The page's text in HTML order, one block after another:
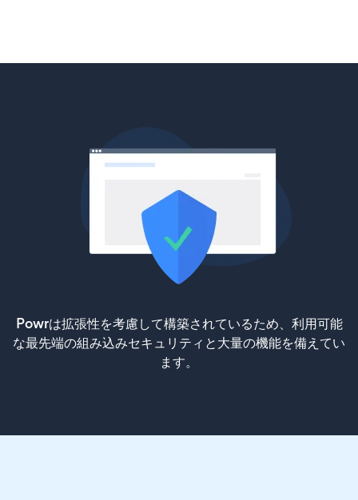
Powrは拡張性を考慮して構築されているため、利用可能
な最先端の組み込みセキュリティと大量の機能を備えてい
ます。